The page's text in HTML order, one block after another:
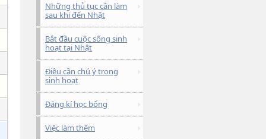
Những thủ tục cần làm
sau khi đến Nhật
Bắt đầu cuộc sống sinh
hoạt tại Nhật
Điều cần chú ý trong
sinh hoạt
Đăng kí học bổng
Việc làm thêm